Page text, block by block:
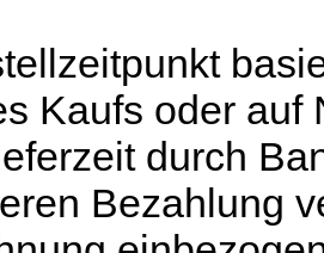
Kaufs oder
durch
Bezahlung